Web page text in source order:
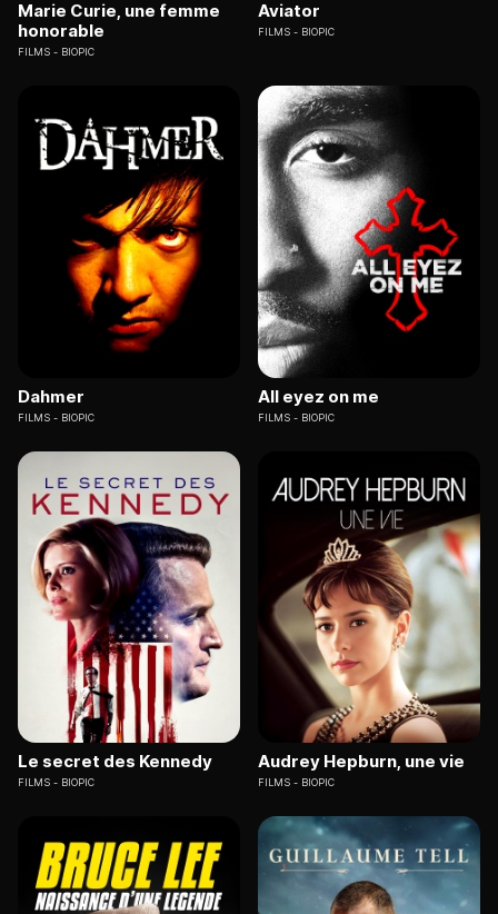
Marie Curie, une femme
honorable
FILMS BIOPIC
Aviator
FILMS BIOPIC
Dahmer
FILMS BIOPIC
All eyez on me
FILMS BIOPIC
Le secret des Kennedy
FILMS BIOPIC
Audrey Hepburn, une vie
FILMS BIOPIC